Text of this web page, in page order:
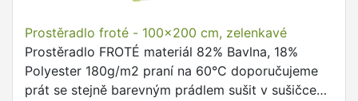
Prostěradlo froté - 100x200 cm, zelenkavé
Prostěradlo FROTÉ materiál 82% Bavlna, 18%
Polyester 180g/m2 praní na 60°C doporučujeme
prát se stejně barevným prádlem sušit v sušičce